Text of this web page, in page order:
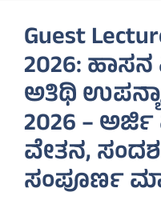
Guest
2026:
ಅತಿಥಿ
2026 –
ವೇತನ,
ಸಂಪೂರ್ಣ